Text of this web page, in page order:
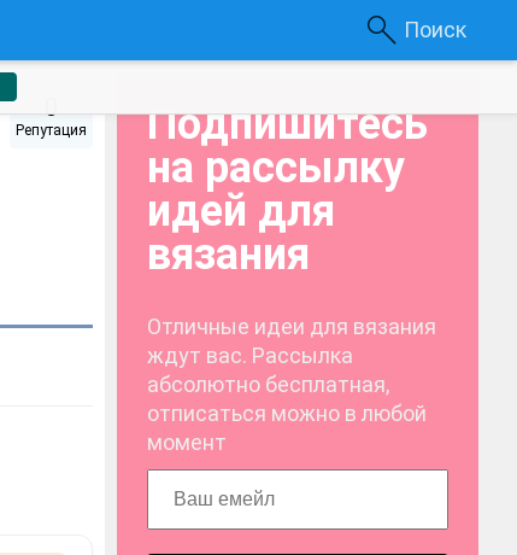
Поиск
0
Репутация
Подпишитесь
на рассылку
идей для
вязания
Отличные идеи для вязания
ждут вас. Рассылка
абсолютно бесплатная,
отписаться можно в любой
момент